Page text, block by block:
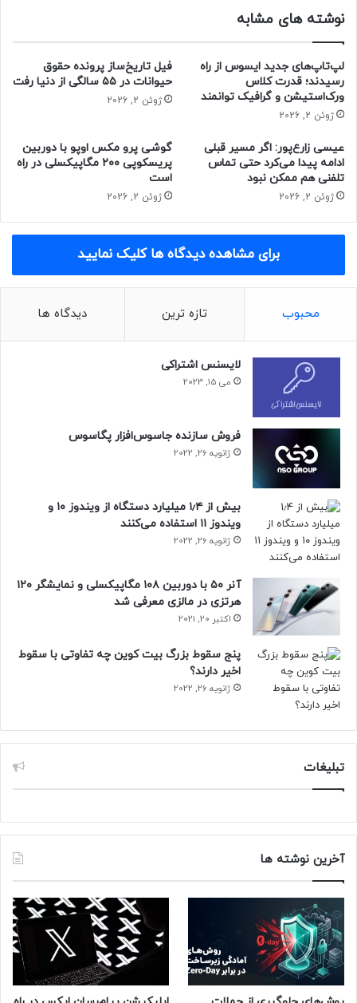
نوشته های مشابه
لپ‌تاپ‌های جدید ایسوس از راه
رسیدند؛ قدرت کلاس
ورک‌استیشن و گرافیک توانمند
ژوئن 2, 2026
فیل تاریخ‌ساز پرونده حقوق
حیوانات در ۵۵ سالگی از دنیا رفت
ژوئن 2, 2026
عیسی زارع‌پور: اگر مسیر قبلی
ادامه پیدا می‌کرد حتی تماس
تلفنی هم ممکن نبود
ژوئن 2, 2026
گوشی پرو مکس اوپو با دوربین
پریسکوپی ۲۰۰ مگاپیکسلی در راه
است
ژوئن 2, 2026
برای مشاهده دیدگاه ها کلیک نمایید
محبوب تازه ترین دیدگاه ها
لایسنس اشتراکی
می 15, 2023
فروش سازنده جاسوس‌افزار پگاسوس
ژانویه 26, 2022
بیش از ۱٫۴ میلیارد دستگاه از ویندوز ۱۰ و
ویندوز ۱۱ استفاده می‌کنند
ژانویه 26, 2022
آنر ۵۰ با دوربین ۱۰۸ مگاپیکسلی و نمایشگر ۱۲۰
هرتزی در مالزی معرفی شد
اکتبر 20, 2021
پنج سقوط بزرگ بیت کوین چه تفاوتی با سقوط
اخیر دارند؟
ژانویه 26, 2022
تبلیغات
آخرین نوشته ها